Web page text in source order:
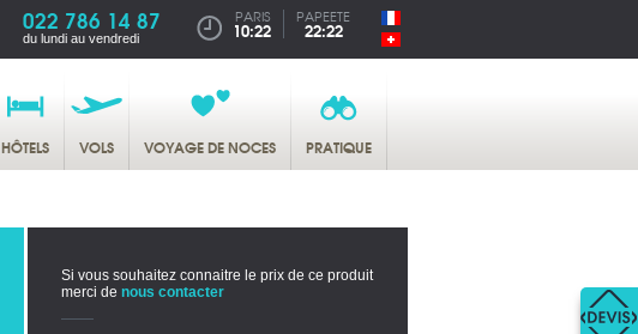
022 786 14 87
du lundi au vendredi
PARIS
10:22
PAPEETE
22:22
HÔTELS VOLS VOYAGE DE NOCES PRATIQUE
Si vous souhaitez connaitre le prix de ce produit
merci de nous contacter